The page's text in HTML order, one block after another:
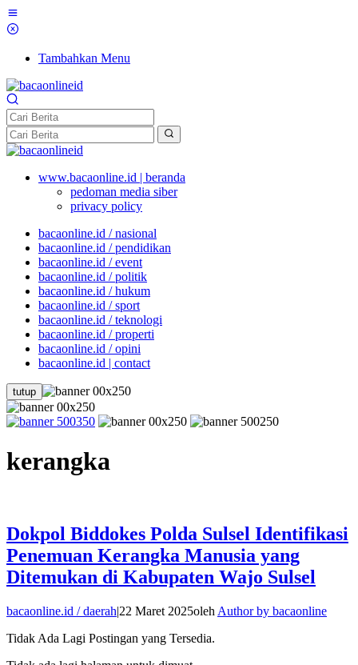
Tambahkan Menu
www.bacaonline.id | beranda
pedoman media siber
privacy policy
bacaonline.id / nasional
bacaonline.id / pendidikan
bacaonline.id / event
bacaonline.id / politik
bacaonline.id / hukum
bacaonline.id / sport
bacaonline.id / teknologi
bacaonline.id / properti
bacaonline.id / opini
bacaonline.id | contact
tutup
kerangka
Dokpol Biddokes Polda Sulsel Identifikasi
Penemuan Kerangka Manusia yang
Ditemukan di Kabupaten Wajo Sulsel
bacaonline.id / daerah|22 Maret 2025oleh Author by bacaonline
Tidak Ada Lagi Postingan yang Tersedia.